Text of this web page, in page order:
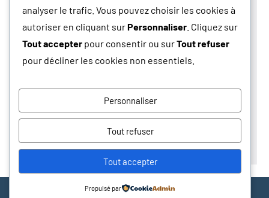
Expériences
Gastronomie
Paris Secret
Pratique
Quoi faire
Visites Insolites
analyser le trafic. Vous pouvez choisir les cookies à
autoriser en cliquant surPersonnaliser . Cliquez sur
Tout accepter pour consentir ou surTout refuser
pour décliner les cookies non essentiels.
Personnaliser
Tout refuser
Tout accepter
Propulsé par